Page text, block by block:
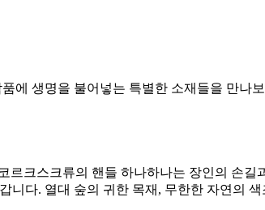
에 생명을 불어넣는 특별한 소재들을 만나
크스크류의 핸들 하나하나는 장인의 손
다. 열대 숲의 귀한 목재, 무한한 자연의